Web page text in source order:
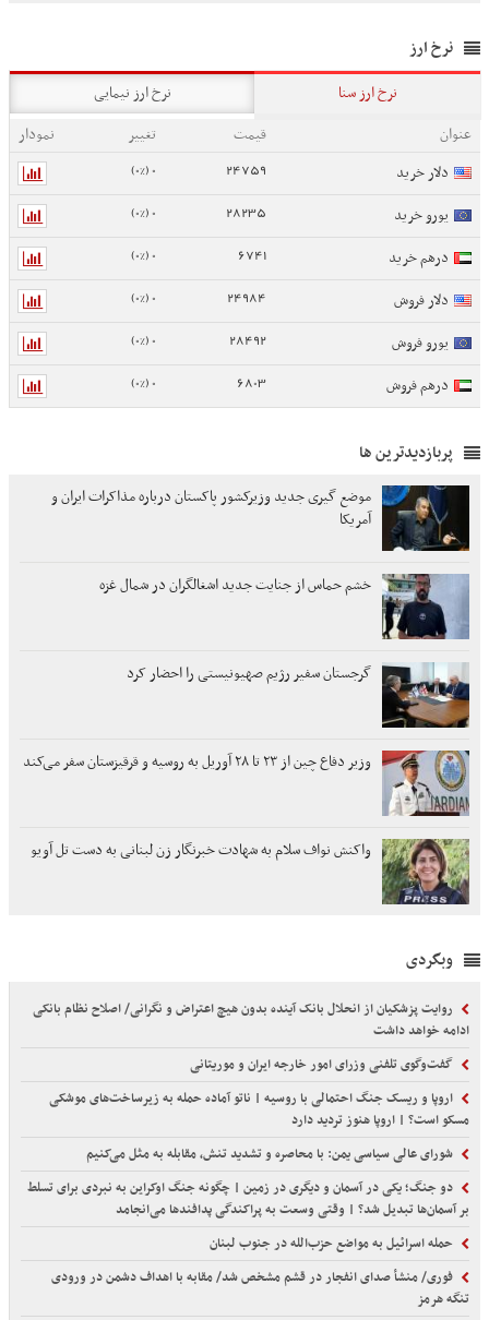
نرخ ارز
نرخ ارز سنا
نرخ ارز نیمایی
عنوان
قیمت تغییر
نمودار
دلار خرید
24759
0 (0%)
یورو خرید 28235
0 (0%)
درهم خرید 6741
0 (0%)
دلار فروش 24984
0 (0%)
یورو فروش 28492
0 (0%)
درهم فروش 6803
0 (0%)
پربازدیدترین ها
موضع گیری جدید وزیرکشور پاکستان درباره مذاکرات ایران و
آمریکا
خشم حماس از جنایت جدید اشغالگران در شمال غزه
گرجستان سفیر رژیم صهیونیستی را احضار کرد
وزیر دفاع چین از ۲۳ تا ۲۸ آوریل به روسیه و قرقیزستان سفر می‌کند
واکنش نواف سلام به شهادت خبرنگار زن لبنانی به دست تل آویو
وبگردی
روایت پزشکیان از انحلال بانک آینده بدون هیچ اعتراض و نگرانی/ اصلاح نظام بانکی
ادامه خواهد داشت
گفت‌وگوی تلفنی وزرای امور خارجه ایران و موریتانی
اروپا و ریسک جنگ احتمالی با روسیه | ناتو آماده حمله به زیرساخت‌های موشکی
مسکو است؟ | اروپا هنوز تردید دارد
شورای عالی سیاسی یمن: با محاصره و تشدید تنش، مقابله به مثل می‌کنیم
دو جنگ؛ یکی در آسمان و دیگری در زمین | چگونه جنگ اوکراین به نبردی برای تسلط
بر آسمان‌ها تبدیل شد؟ | وقتی وسعت به پراکندگی پدافندها می‌انجامد
حمله اسرائیل به مواضع حزب‌الله در جنوب لبنان
فوری/ منشأ صدای انفجار در قشم مشخص شد/ مقابه با اهداف دشمن در ورودی
تنگه هرمز